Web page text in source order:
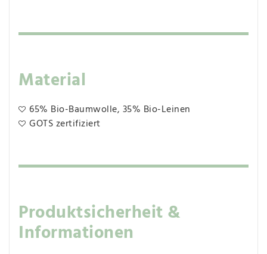
Material
65% Bio-Baumwolle, 35% Bio-Leinen
GOTS zertifiziert
Produktsicherheit &
Informationen